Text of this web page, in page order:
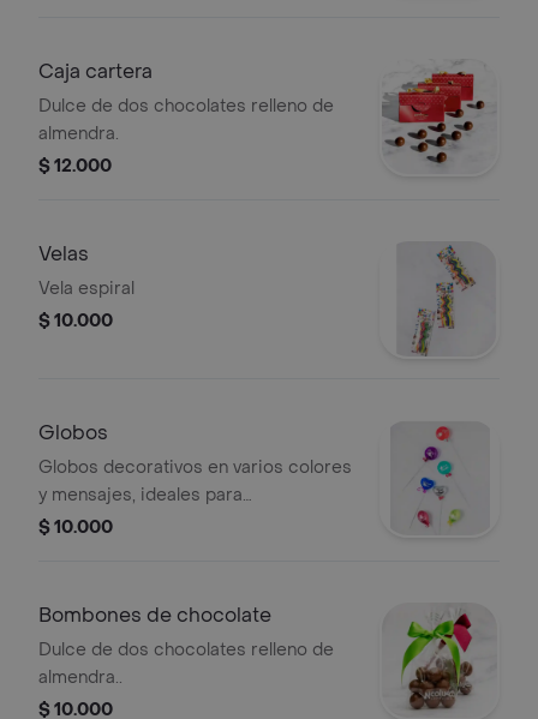
Caja cartera
Dulce de dos chocolates relleno de
almendra.
$ 12.000
Velas
Vela espiral
$ 10.000
Globos
Globos decorativos en varios colores
y mensajes, ideales para
celebraciones.
$ 10.000
Bombones de chocolate
Dulce de dos chocolates relleno de
almendra..
$ 10.000